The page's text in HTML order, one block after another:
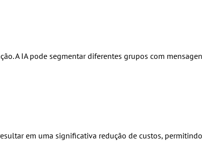
A IA pode segmentar diferentes grupos com
em uma significativa redução de custos,